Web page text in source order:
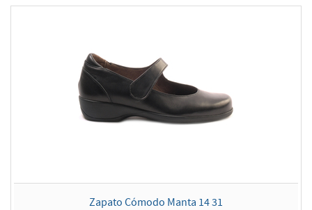
Zapato Cómodo Manta 14 31